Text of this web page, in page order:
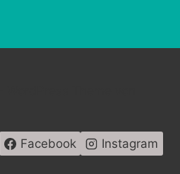
Facebook Instagram